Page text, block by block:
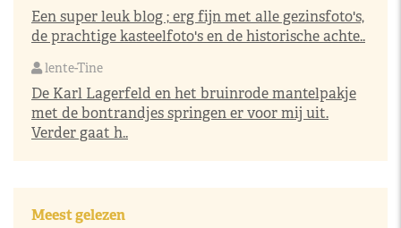
Een super leuk blog ; erg fijn met alle gezinsfoto's,
de prachtige kasteelfoto's en de historische achte..
lente-Tine
De Karl Lagerfeld en het bruinrode mantelpakje
met de bontrandjes springen er voor mij uit.
Verder gaat h..
Meest gelezen